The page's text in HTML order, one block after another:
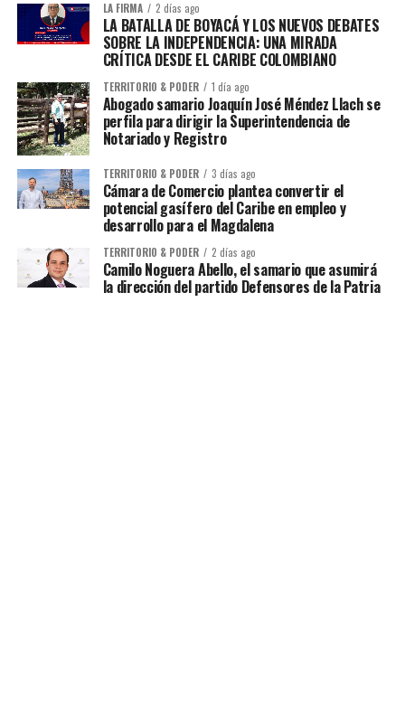
LA FIRMA 2 días ago
LA BATALLA DE BOYACÁ Y LOS NUEVOS DEBATES
SOBRE LA INDEPENDENCIA: UNA MIRADA
CRÍTICA DESDE EL CARIBE COLOMBIANO
TERRITORIO & PODER 1 día ago
Abogado samario Joaquín José Méndez Llach se
perfila para dirigir la Superintendencia de
Notariado y Registro
TERRITORIO & PODER 3 días ago
Cámara de Comercio plantea convertir el
potencial gasífero del Caribe en empleo y
desarrollo para el Magdalena
TERRITORIO & PODER 2 días ago
Camilo Noguera Abello, el samario que asumirá
la dirección del partido Defensores de la Patria